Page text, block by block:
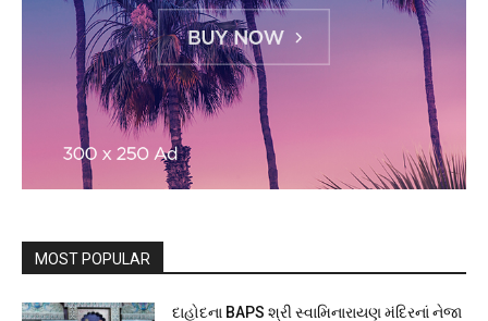
MOST POPULAR
દાહોદના BAPS શ્રી સ્વામિનારાયણ મંદિરનાં નેજા